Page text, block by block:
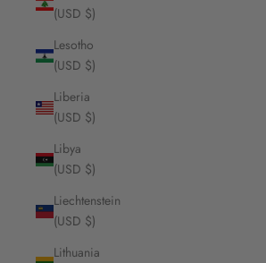
(USD $)
Lesotho
(USD $)
Liberia
(USD $)
Libya
(USD $)
Liechtenstein
(USD $)
Lithuania